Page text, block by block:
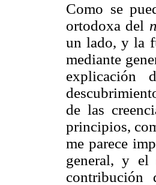
Como se
ortodoxa del
un lado, y la
mediante
explicación
de las
principios,
me parece
general, y el
contribución